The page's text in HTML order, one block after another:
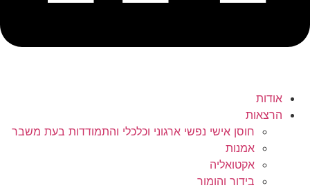
אודות
הרצאות
חוסן אישי נפשי ארגוני וכלכלי והתמודדות בעת משבר
אמנות
אקטואליה
בידור והומור